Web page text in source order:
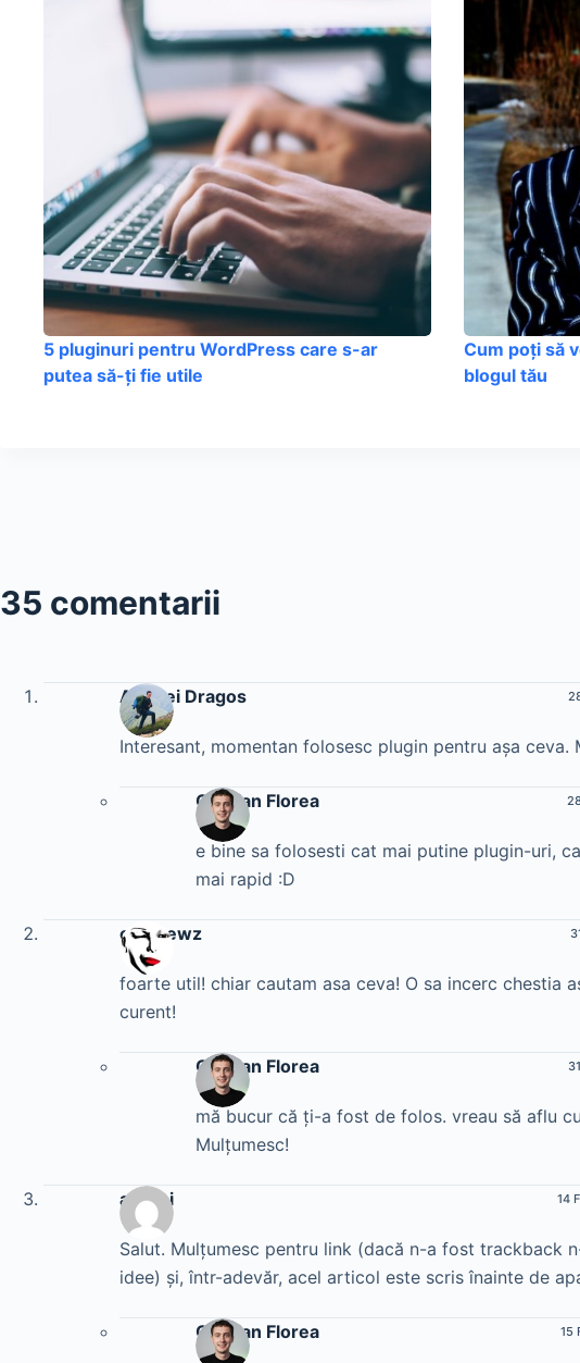
5 pluginuri pentru WordPress care s-ar
putea să-ți fie utile
Cum poți să
blogul tău
35 comentarii
Asaftei Dragos
Interesant, momentan folosesc plugin pentru aşa ceva.
Cristian Florea
e bine sa folosesti cat mai putine plugin-uri,
mai rapid :D
coolnewz
foarte util! chiar cautam asa ceva! O sa incerc chestia
curent!
Cristian Florea
mă bucur că ţi-a fost de folos. vreau să aflu
Mulţumesc!
andrei 14
Salut. Mulţumesc pentru link (dacă n-a fost trackback
idee) şi, într-adevăr, acel articol este scris înainte de
Cristian Florea 15